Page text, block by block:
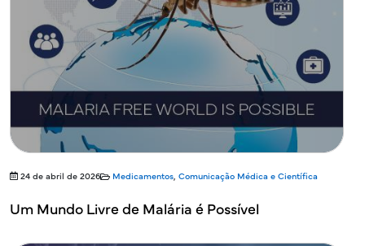
24 de abril de 2026 Medicamentos, Comunicação Médica e Científica
Um Mundo Livre de Malária é Possível